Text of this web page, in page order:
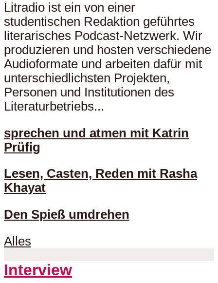
Litradio ist ein von einer
studentischen Redaktion geführtes
literarisches Podcast-Netzwerk. Wir
produzieren und hosten verschiedene
Audioformate und arbeiten dafür mit
unterschiedlichsten Projekten,
Personen und Institutionen des
Literaturbetriebs...
sprechen und atmen mit Katrin
Prüfig
Lesen, Casten, Reden mit Rasha
Khayat
Den Spieß umdrehen
Alles
Interview